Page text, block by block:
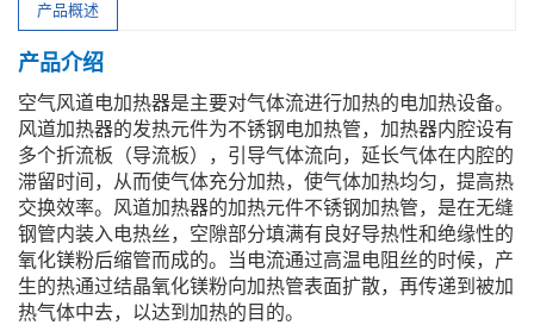
产品概述
产品介绍
空气风道电加热器是主要对气体流进行加热的电加热设备。
风道加热器的发热元件为不锈钢电加热管，加热器内腔设有
多个折流板（导流板），引导气体流向，延长气体在内腔的
滞留时间，从而使气体充分加热，使气体加热均匀，提高热
交换效率。风道加热器的加热元件不锈钢加热管，是在无缝
钢管内装入电热丝，空隙部分填满有良好导热性和绝缘性的
氧化镁粉后缩管而成的。当电流通过高温电阻丝的时候，产
生的热通过结晶氧化镁粉向加热管表面扩散，再传递到被加
热气体中去，以达到加热的目的。